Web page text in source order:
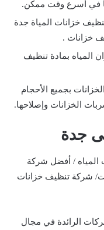
في أسرع وقت ممكن.
خزانات المياة جدة
خزانات .
المياه بمادة تنظيف
بجميع الأحجام
الخزانات وإصلاحها.
جدة
المياه / أفضل شركة
شركة تنظيف خزانات
الرائدة في مجال